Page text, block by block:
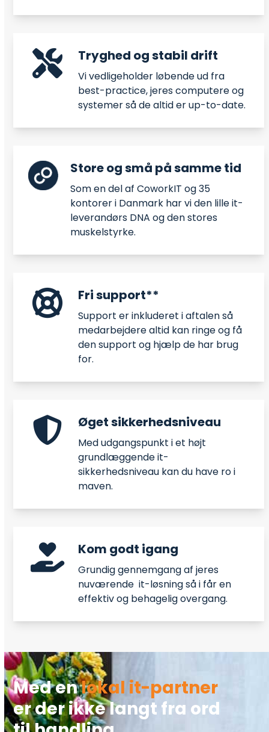
Tryghed og stabil drift
Vi vedligeholder løbende ud fra
best-practice, jeres computere og
systemer så de altid er up-to-date.
Store og små på samme tid
Som en del af CoworkIT og 35
kontorer i Danmark har vi den lille it-
leverandørs DNA og den stores
muskelstyrke.
Fri support**
Support er inkluderet i aftalen så
medarbejdere altid kan ringe og få
den support og hjælp de har brug
for.
Øget sikkerhedsniveau
Med udgangspunkt i et højt
grundlæggende it-
sikkerhedsniveau kan du have ro i
maven.
Kom godt igang
Grundig gennemgang af jeres
nuværende it-løsning så i får en
effektiv og behagelig overgang.
Med enlokal it-partner
er der ikke langt fra ord